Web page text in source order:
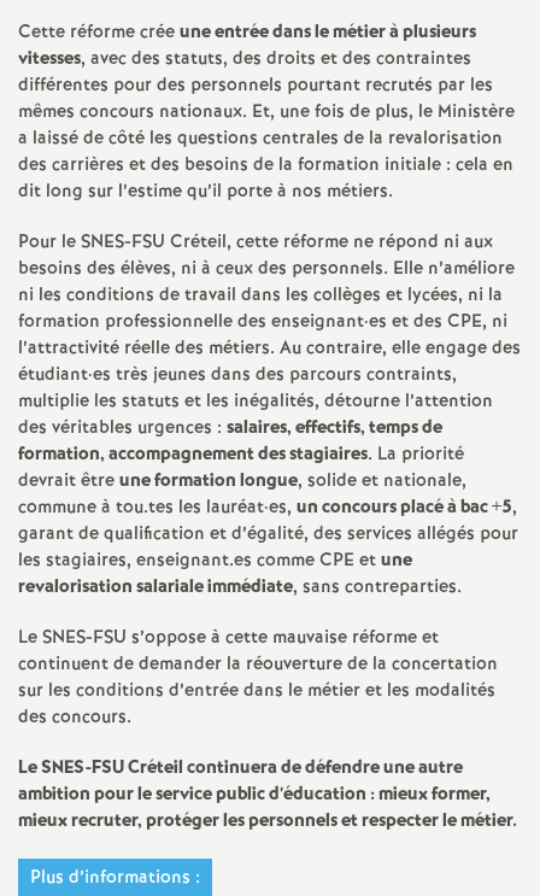
Cette réforme créeune entrée dans le métier à plusieurs
vitesses, avec des statuts, des droits et des contraintes
différentes pour des personnels pourtant recrutés par les
mêmes concours nationaux. Et, une fois de plus, le Ministère
a laissé de côté les questions centrales de la revalorisation
des carrières et des besoins de la formation initiale : cela en
dit long sur l’estime qu’il porte à nos métiers.
Pour leSNES-FSU Créteil, cette réforme ne répond ni aux
besoins des élèves, ni à ceux des personnels. Elle n’améliore
ni les conditions de travail dans les collèges et lycées, ni la
formation professionnelle des enseignant·es et des CPE, ni
l’attractivité réelle des métiers. Au contraire, elle engage des
étudiant·es très jeunes dans des parcours contraints,
multiplie les statuts et les inégalités, détourne l’attention
des véritables urgences : salaires, effectifs, temps de
formation, accompagnement des stagiaires. La priorité
devrait êtreune formation longue, solide et nationale,
commune à tou.tes les lauréat·es, un concours placé à bac +5,
garant de qualification et d’égalité, des services allégés pour
les stagiaires, enseignant.es commeCPE etune
revalorisation salariale immédiate, sans contreparties.
LeSNES-FSU s’oppose à cette mauvaise réforme et
continuent de demander la réouverture de la concertation
sur les conditions d’entrée dans le métier et les modalités
des concours.
LeSNES-FSUCréteil continuera de défendre une autre
ambition pour le service public d’éducation : mieux former,
mieux recruter, protéger les personnels et respecter le métier.
Plus d’informations :